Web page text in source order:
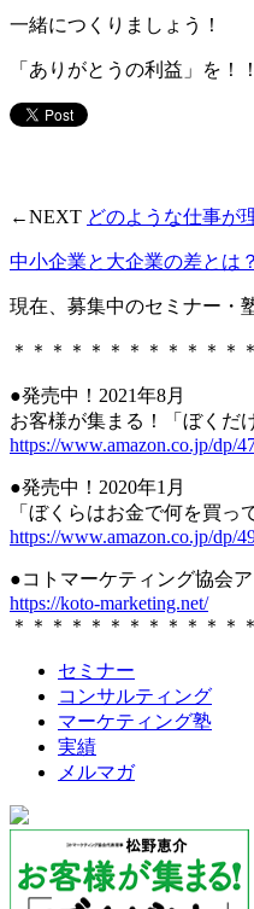
一緒につくりましょう！
「ありがとうの利益」を！！
←NEXT どのような仕事が
中小企業と大企業の差とは？
現在、募集中のセミナー・
＊＊＊＊＊＊＊＊＊＊＊＊
●発売中！2021年8月
お客様が集まる！「ぼくだ
https://www.amazon.co.jp/dp/
●発売中！2020年1月
「ぼくらはお金で何を買っ
https://www.amazon.co.jp/dp/
●コトマーケティング協会
https://koto-marketing.net/
＊＊＊＊＊＊＊＊＊＊＊＊
セミナー
コンサルティング
マーケティング塾
実績
メルマガ